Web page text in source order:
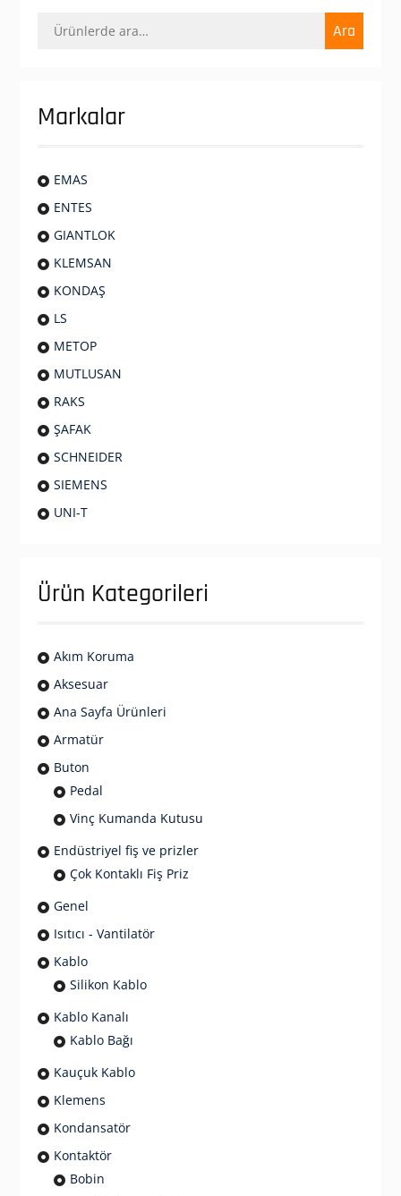
Ara: Ara
Markalar
EMAS
ENTES
GIANTLOK
KLEMSAN
KONDAŞ
LS
METOP
MUTLUSAN
RAKS
ŞAFAK
SCHNEIDER
SIEMENS
UNI-T
Ürün Kategorileri
Akım Koruma
Aksesuar
Ana Sayfa Ürünleri
Armatür
Buton
Pedal
Vinç Kumanda Kutusu
Endüstriyel fiş ve prizler
Çok Kontaklı Fiş Priz
Genel
Isıtıcı - Vantilatör
Kablo
Silikon Kablo
Kablo Kanalı
Kablo Bağı
Kauçuk Kablo
Klemens
Kondansatör
Kontaktör
Bobin